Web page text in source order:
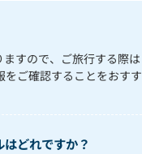
すので、ご旅行する際は
ご確認することをおすす
どれですか？